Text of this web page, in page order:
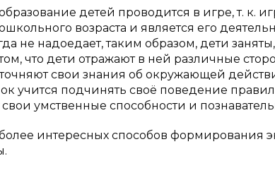
детей проводится в игре, т. к.
возраста и является его
не надоедает, таким образом, дети
что дети отражают в ней различные
свои знания об окружающей
учится подчинять своё поведение
умственные способности и
интересных способов формирования